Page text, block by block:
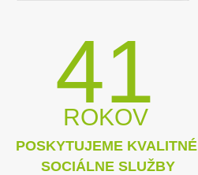
41
ROKOV
POSKYTUJEME KVALITNÉ
SOCIÁLNE SLUŽBY